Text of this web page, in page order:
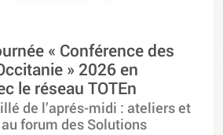
« Conférence des
» 2026 en
le réseau TOTEn
de l’aprés-midi : ateliers et
forum des Solutions